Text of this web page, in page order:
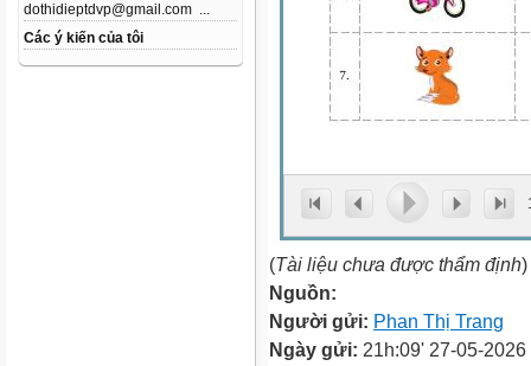
dothidieptdvp@gmail.com ...
Các ý kiến của tôi
(Tài liệu chưa được thẩm định)
Nguồn:
Người gửi: Phan Thị Trang
Ngày gửi: 21h:09' 27-05-2026